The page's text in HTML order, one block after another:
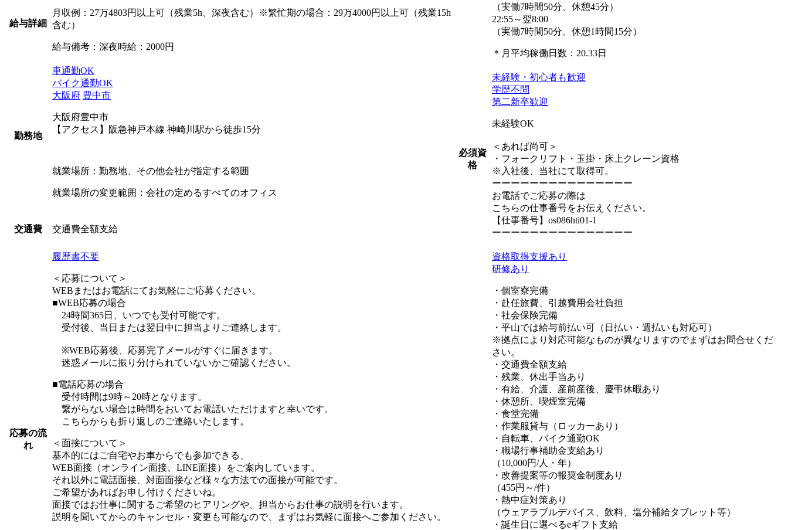
給与詳細
月収例：27万4803円以上可（残業5h、深夜含む）※繁忙期の場合：29万4000円以上可（残業15h
含む）
給与備考：深夜時給：2000円
勤務地
車通勤OK
バイク通勤OK
大阪府 豊中市
大阪府豊中市
【アクセス】阪急神戸本線 神崎川駅から徒歩15分
就業場所：勤務地、その他会社が指定する範囲
就業場所の変更範囲：会社の定めるすべてのオフィス
交通費 交通費全額支給
応募の流
れ
履歴書不要
＜応募について＞
WEBまたはお電話にてお気軽にご応募ください。
■WEB応募の場合
24時間365日、いつでも受付可能です。
受付後、当日または翌日中に担当よりご連絡します。
※WEB応募後、応募完了メールがすぐに届きます。
迷惑メールに振り分けられていないかご確認ください。
■電話応募の場合
受付時間は9時～20時となります。
繋がらない場合は時間をおいてお電話いただけますと幸いです。
こちらからも折り返しのご連絡いたします。
＜面接について＞
基本的にはご自宅やお車からでも参加できる、
WEB面接（オンライン面接、LINE面接）をご案内しています。
それ以外に電話面接、対面面接など様々な方法での面接が可能です。
ご希望があればお申し付けくださいね。
面接ではお仕事に関するご希望のヒアリングや、担当からお仕事の説明を行います。
説明を聞いてからのキャンセル・変更も可能なので、まずはお気軽に面接へご参加ください。
（実働7時間50分、休憩45分）
22:55～翌8:00
（実働7時間50分、休憩1時間15分）
＊月平均稼働日数：20.33日
必須資
格
未経験・初心者も歓迎
学歴不問
第二新卒歓迎
未経験OK
＜あれば尚可＞
・フォークリフト・玉掛・床上クレーン資格
※入社後、当社にて取得可。
ーーーーーーーーーーーーーーー
お電話でご応募の際は
こちらの仕事番号をお伝えください。
【仕事番号】os086hti01-1
ーーーーーーーーーーーーーーー
資格取得支援あり
研修あり
・個室寮完備
・赴任旅費、引越費用会社負担
・社会保険完備
・平山では給与前払い可（日払い・週払いも対応可）
※拠点により対応可能なものが異なりますのでまずはお問合せくだ
さい。
・交通費全額支給
・残業、休出手当あり
・有給、介護、産前産後、慶弔休暇あり
・休憩所、喫煙室完備
・食堂完備
・作業服貸与（ロッカーあり）
・自転車、バイク通勤OK
・職場行事補助金支給あり
（10,000円/人・年）
・改善提案等の報奨金制度あり
（455円～/件）
・熱中症対策あり
（ウェアラブルデバイス、飲料、塩分補給タブレット等）
・誕生日に選べるeギフト支給